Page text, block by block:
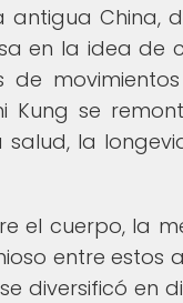
antigua China,
en la idea de
movimientos
Kung se
la
el cuerpo, la
entre estos
diversificó en